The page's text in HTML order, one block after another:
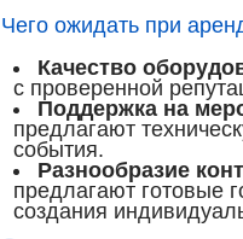
Чего ожидать при
Качество
с проверенной
Поддержка на
предлагают
события.
Разнообразие
предлагают готовые
создания